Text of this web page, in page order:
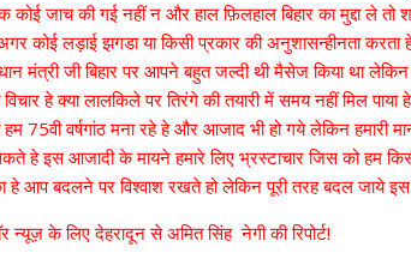
जाच की गई नहीं न और हाल फ़िलहाल बिहार का मुद्दा ले तो
अगर कोई लड़ाई झगडा या किसी प्रकार की अनुशासन्हीनता
मंत्री जी बिहार पर आपने बहुत जल्दी थी मैसेज किया था
हे क्या लालकिले पर तिरंगे की तयारी में समय नहीं मिल
हम 75वी वर्षगांठ मना रहे हे और आजाद भी हो गये लेकिन
हे इस आजादी के मायने हमारे लिए भ्रस्टाचार जिस को हम
हे आप बदलने पर विश्वाश रखते हो लेकिन पूरी तरह बदल जाये
न्यूज़ के लिए देहरादून से अमित सिंह नेगी की रिपोर्ट!